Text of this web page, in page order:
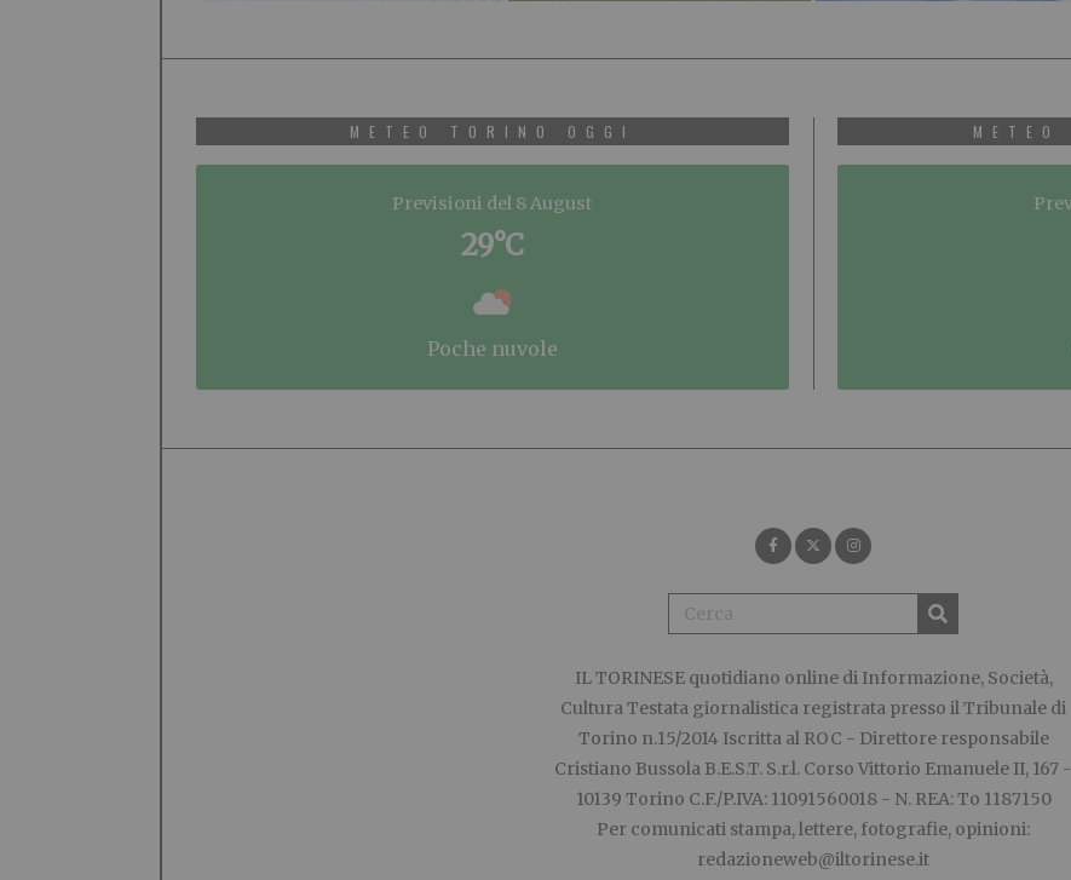
METEO TORINO OGGI
Previsioni del 8 August
29°C
poche nuvole
IL TORINESEquotidiano online di Informazione, Società,
Cultura Testata giornalistica registrata presso il Tribunale di
Torino n.15/2014 Iscritta al ROC - Direttore responsabile
Cristiano Bussola B.E.S.T. S.r.l. Corso Vittorio Emanuele II, 167 -
10139 Torino C.F./P.IVA: 11091560018 - N. REA: To 1187150
Per comunicati stampa, lettere, fotografie, opinioni:
redazioneweb@iltorinese.it